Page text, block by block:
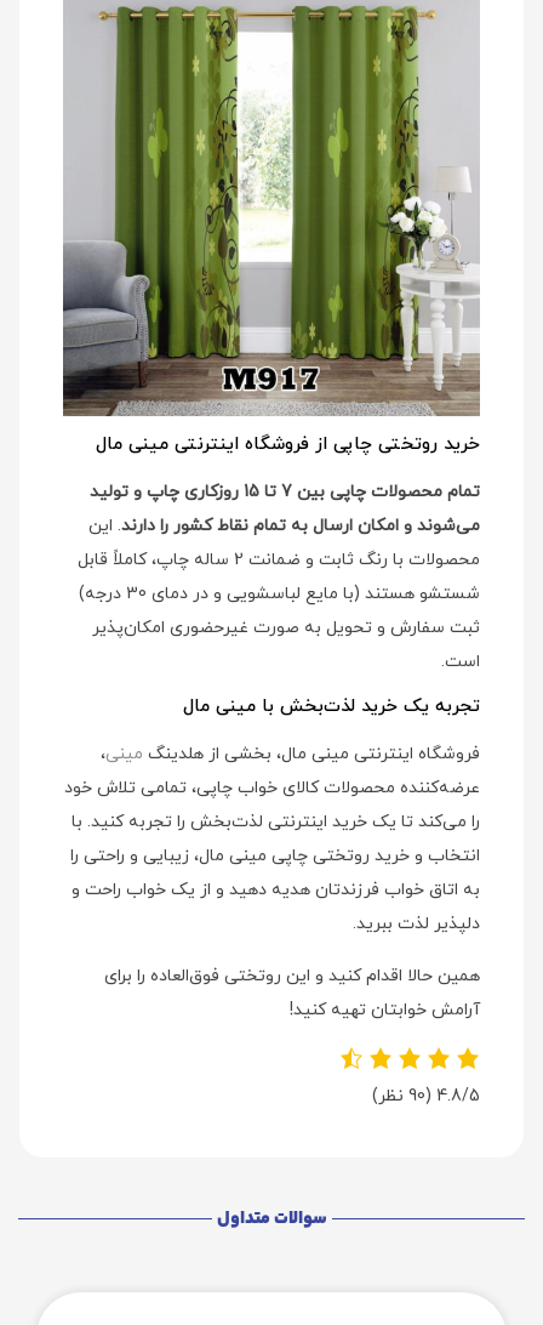
خرید روتختی چاپی از فروشگاه اینترنتی مینی مال
تمام محصولات چاپی بین 7 تا 15 روزکاری چاپ و تولید
می‌شوند و امکان ارسال به تمام نقاط کشور را دارند. این
محصولات با رنگ ثابت و ضمانت 2 ساله چاپ، کاملاً قابل
شستشو هستند (با مایع لباسشویی و در دمای 30 درجه)
ثبت سفارش و تحویل به صورت غیرحضوری امکان‌پذیر
است.
تجربه یک خرید لذت‌بخش با مینی مال
فروشگاه اینترنتی مینی مال، بخشی از هلدینگ مینی،
عرضه‌کننده محصولات کالای خواب چاپی، تمامی تلاش خود
را می‌کند تا یک خرید اینترنتی لذت‌بخش را تجربه کنید. با
انتخاب و خرید روتختی چاپی مینی مال، زیبایی و راحتی را
به اتاق خواب فرزندتان هدیه دهید و از یک خواب راحت و
دلپذیر لذت ببرید.
همین حالا اقدام کنید و این روتختی فوق‌العاده را برای
آرامش خوابتان تهیه کنید!
4.8/5 (90 نظر)
سوالات متداول